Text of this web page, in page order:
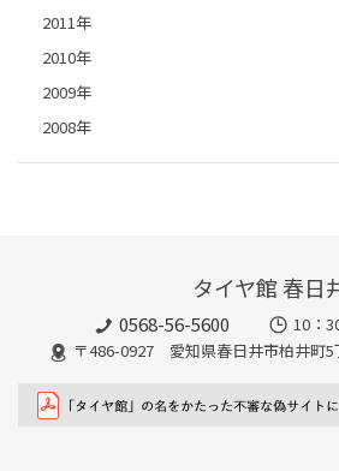
2011年
2010年
2009年
2008年
タイヤ館 春日
0568-56-5600
10：
〒486-0927 愛知県春日井市柏井町5